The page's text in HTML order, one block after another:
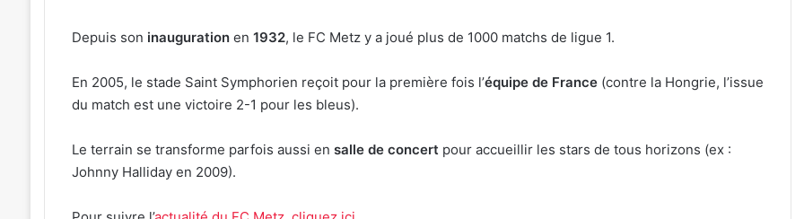
Depuis son inauguration en 1932, le FC Metz y a joué plus de 1000 matchs de ligue 1.
En 2005, le stade Saint Symphorien reçoit pour la première fois l’équipe de France(contre la Hongrie, l’issue
du match est une victoire 2-1 pour les bleus).
Le terrain se transforme parfois aussi en salle de concertpour accueillir les stars de tous horizons (ex :
Johnny Halliday en 2009).
au
Récollets
à
Une exposition sur l’avenir de nos forêts
cycliste
Metz
L’Étape du Graoully : une nouvelle